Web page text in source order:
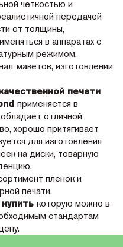
четкостью и
передачей
от толщины,
в аппаратах с
режимом.
макетов, изготовлении
печати
применяется в
отличной
хорошо притягивает
для изготовления
на диски, товарную
пленок и
печати.
которую можно в
стандартам